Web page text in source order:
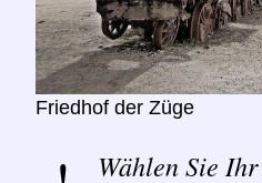
Friedhof der Züge
Wählen Sie